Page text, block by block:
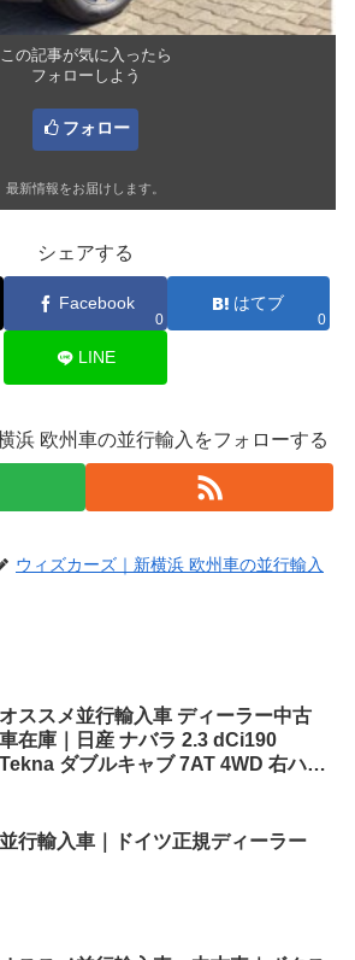
この記事が気に入ったら
フォローしよう
フォロー
最新情報をお届けします。
シェアする
Facebook
0
はてブ
0
LINE
浜 欧州車の並行輸入をフォローする
ウィズカーズ｜新横浜 欧州車の並行輸入
オススメ並行輸入車 ディーラー中古
車在庫｜日産 ナバラ 2.3 dCi190
Tekna ダブルキャブ 7AT 4WD 右ハン
並行輸入車｜ドイツ正規ディーラー